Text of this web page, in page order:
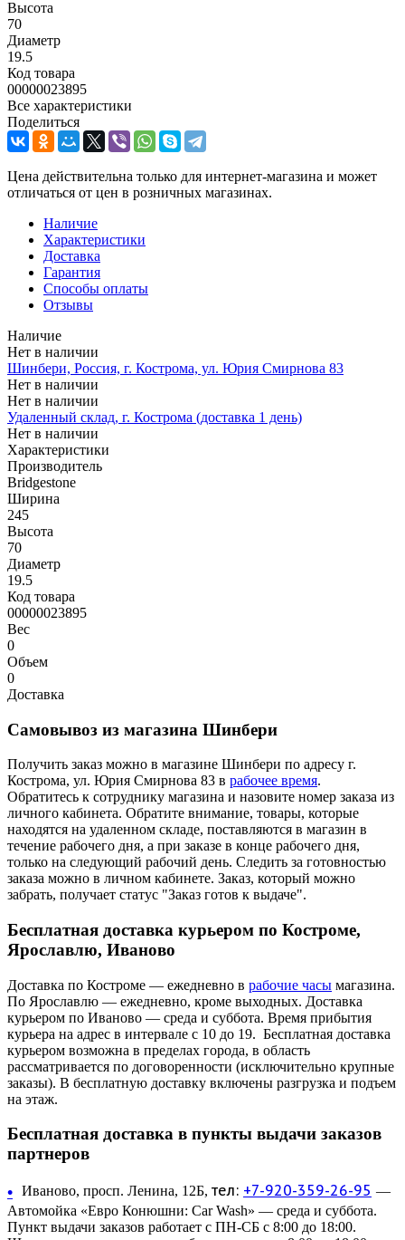
Высота
70
Диаметр
19.5
Код товара
00000023895
Все характеристики
Поделиться
Цена действительна только для интернет-магазина и может
отличаться от цен в розничных магазинах.
Наличие
Характеристики
Доставка
Гарантия
Способы оплаты
Отзывы
Наличие
Нет в наличии
Шинбери, Россия, г. Кострома, ул. Юрия Смирнова 83
Нет в наличии
Нет в наличии
Удаленный склад, г. Кострома (доставка 1 день)
Нет в наличии
Характеристики
Производитель
Bridgestone
Ширина
245
Высота
70
Диаметр
19.5
Код товара
00000023895
Вес
0
Объем
0
Доставка
Самовывоз из магазина Шинбери
Получить заказ можно в магазине Шинбери по адресу г.
Кострома, ул. Юрия Смирнова 83 в рабочее время.
Обратитесь к сотруднику магазина и назовите номер заказа из
личного кабинета. Обратите внимание, товары, которые
находятся на удаленном складе, поставляются в магазин в
течение рабочего дня, а при заказе в конце рабочего дня,
только на следующий рабочий день. Следить за готовностью
заказа можно в личном кабинете. Заказ, который можно
забрать, получает статус "Заказ готов к выдаче".
Бесплатная доставка курьером по Костроме,
Ярославлю, Иваново
Доставка по Костроме — ежедневно в рабочие часы магазина.
По Ярославлю — ежедневно, кроме выходных. Доставка
курьером по Иваново — среда и суббота. Время прибытия
курьера на адрес в интервале с 10 до 19. Бесплатная доставка
курьером возможна в пределах города, в область
рассматривается по договоренности (исключительно крупные
заказы). В бесплатную доставку включены разгрузка и подъем
на этаж.
Бесплатная доставка в пункты выдачи заказов
партнеров
• Иваново, просп. Ленина, 12Б, тел: +7-920-359-26-95 —
Автомойка «Евро Конюшни: Car Wash» — среда и суббота.
Пункт выдачи заказов работает с ПН-СБ с 8:00 до 18:00.